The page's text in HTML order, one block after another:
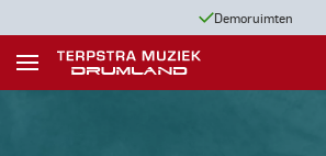
Demoruimten